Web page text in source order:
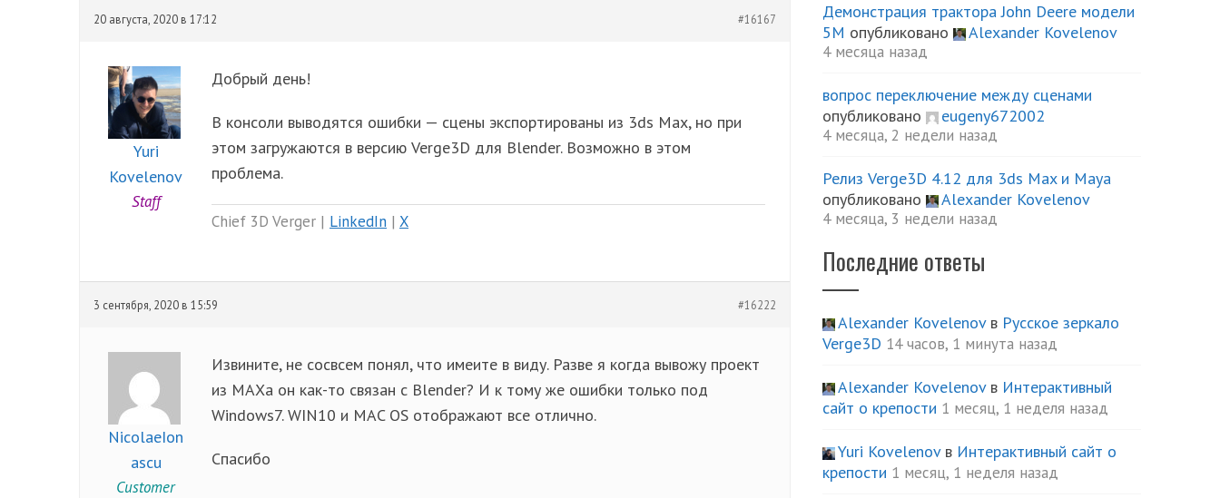
20 августа, 2020 в 17:12 #16167
Yuri
Kovelenov
Staff
Добрый день!
В консоли выводятся ошибки — сцены экспортированы из 3ds Max, но при
этом загружаются в версию Verge3D для Blender. Возможно в этом
проблема.
Chief 3D Verger | LinkedIn | X
3 сентября, 2020 в 15:59 #16222
NicolaeIon
ascu
Customer
Извините, не сосвсем понял, что имеите в виду. Разве я когда вывожу проект
из МАХа он как-то связан с Blender? И к тому же ошибки только под
Windows7. WIN10 и MAC OS отображают все отлично.
Спасибо
Демонстрация трактора John Deere модели
5М опубликовано Alexander Kovelenov
4 месяца назад
вопрос переключение между сценами
опубликовано
eugeny672002
4 месяца, 2 недели назад
Релиз Verge3D 4.12 для 3ds Max и Maya
опубликовано
Alexander Kovelenov
4 месяца, 3 недели назад
Последние ответы
Alexander Kovelenovв Русское зеркало
Verge3D 14 часов, 1 минута назад
Alexander Kovelenovв Интерактивный
сайт о крепости 1 месяц, 1 неделя назад
Yuri Kovelenovв Интерактивный сайт о
крепости 1 месяц, 1 неделя назад